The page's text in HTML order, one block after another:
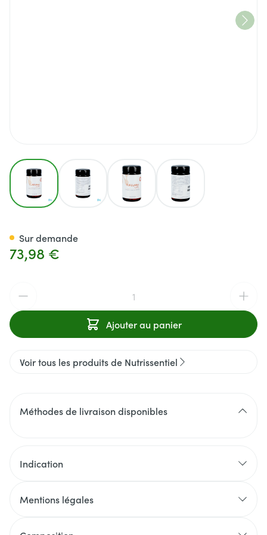
View larger imageView larger imageView larger imageView larger image
73,98 €
Ajouter au panier
Sur demande
Voir tous les produits de Nutrissentiel
Méthodes de livraison disponibles
Indication
Mentions légales